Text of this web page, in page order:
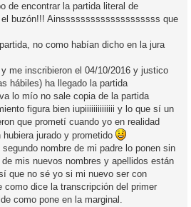
de encontrar la partida literal de
el buzón!!! Ainssssssssssssssssssss que
no como habían dicho en la jura
y me inscribieron el 04/10/2016 y justico
hábiles) ha llegado la partida
lo mío no sale copia de la partida
figura bien iupiiiiiiiiiiiiii y lo que sí un
que prometí cuando yo en realidad
jurado y prometido
nombre de mi padre lo ponen sin
mis nuevos nombres y apellidos están
que no sé yo si mi nuevo ser con
como dice la transcripción del primer
como pone en la marginal.